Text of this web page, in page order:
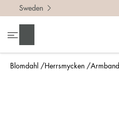
Blomdahl Herrsmycken Armband
Sweden